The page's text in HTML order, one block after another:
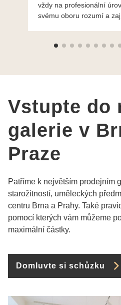
vždy na profesionální
svému oboru rozumí a
výběru, jak už bylo
Vstupte do
galerie v
Praze
Patříme k největším prodejním
starožitností, uměleckých
centru Brna a Prahy. Také
pomocí kterých vám můžeme
maximální částky.
Domluvte si schůzku